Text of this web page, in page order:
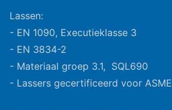
Lassen:
- EN 1090, Executieklasse 3
- EN 3834-2
- Materiaal groep 3.1, SQL690
- Lassers gecertificeerd voor ASME